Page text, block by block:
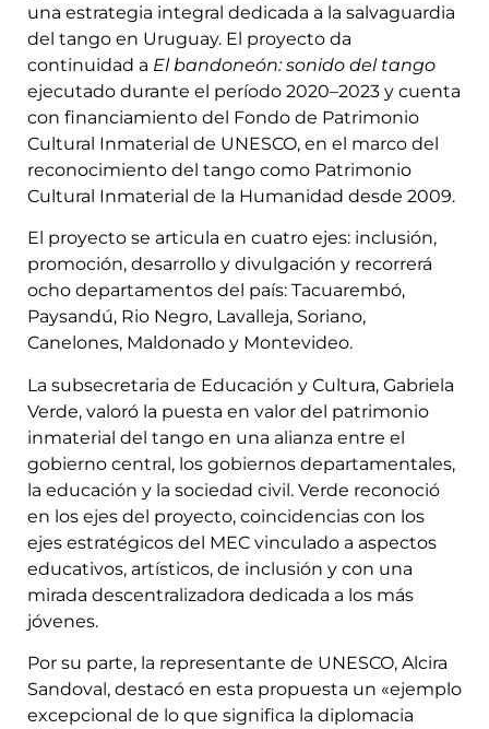
una estrategia integral dedicada a la salvaguardia
del tango en Uruguay. El proyecto da
continuidad a El bandoneón: sonido del tango
ejecutado durante el período 2020–2023 y cuenta
con financiamiento del Fondo de Patrimonio
Cultural Inmaterial de UNESCO, en el marco del
reconocimiento del tango como Patrimonio
Cultural Inmaterial de la Humanidad desde 2009.
El proyecto se articula en cuatro ejes: inclusión,
promoción, desarrollo y divulgación y recorrerá
ocho departamentos del país: Tacuarembó,
Paysandú, Rio Negro, Lavalleja, Soriano,
Canelones, Maldonado y Montevideo.
La subsecretaria de Educación y Cultura, Gabriela
Verde, valoró la puesta en valor del patrimonio
inmaterial del tango en una alianza entre el
gobierno central, los gobiernos departamentales,
la educación y la sociedad civil. Verde reconoció
en los ejes del proyecto, coincidencias con los
ejes estratégicos del MEC vinculado a aspectos
educativos, artísticos, de inclusión y con una
mirada descentralizadora dedicada a los más
jóvenes.
Por su parte, la representante de UNESCO, Alcira
Sandoval, destacó en esta propuesta un «ejemplo
excepcional de lo que significa la diplomacia